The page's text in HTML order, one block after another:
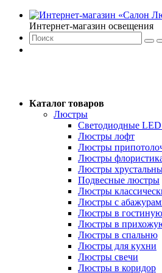
Интернет-магазин освещения
Каталог товаров
Люстры
Светодиодные
Люстры лофт
Люстры
Люстры
Люстры
Подвесные люстры
Люстры
Люстры с
Люстры в гостиную
Люстры в
Люстры в спальню
Люстры для кухни
Люстры свечи
Люстры в коридор